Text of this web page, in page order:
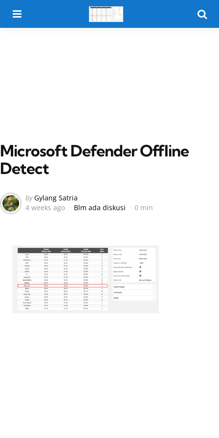
Microsoft Defender Offline
Detect
Posted
by
by Gylang Satria
4 weeks ago
Blm ada diskusi 0 min